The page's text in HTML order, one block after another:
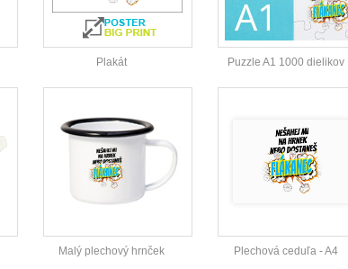
Plakát Puzzle A1 1000 dielikov
Malý plechový hrnček Plechová ceduľa - A4